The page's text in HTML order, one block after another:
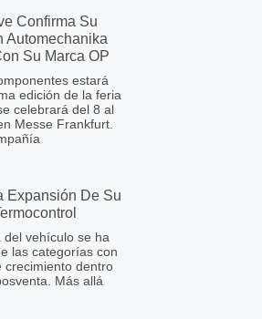
Confirma Su
Automechanika
Su Marca OP
estará
edición de la feria
celebrará del 8 al
Messe Frankfurt.
Expansión De Su
del vehículo se ha
las categorías con
crecimiento dentro
Más allá